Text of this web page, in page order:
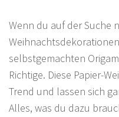
Wenn du auf der Suche
selbstgemachten
Richtige. Diese Papier-
Trend und lassen sich
Alles, was du dazu